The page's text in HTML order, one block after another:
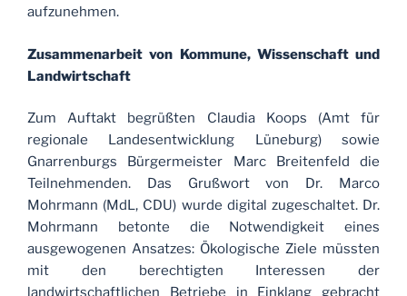
aufzunehmen.
Zusammenarbeit von Kommune, Wissenschaft und
Landwirtschaft
Zum Auftakt begrüßten Claudia Koops (Amt für
regionale Landesentwicklung Lüneburg) sowie
Gnarrenburgs Bürgermeister Marc Breitenfeld die
Teilnehmenden. Das Grußwort von Dr. Marco
Mohrmann (MdL, CDU) wurde digital zugeschaltet. Dr.
Mohrmann betonte die Notwendigkeit eines
ausgewogenen Ansatzes: Ökologische Ziele müssten
mit den berechtigten Interessen der
landwirtschaftlichen Betriebe in Einklang gebracht